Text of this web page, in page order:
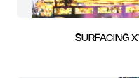
SURFACING